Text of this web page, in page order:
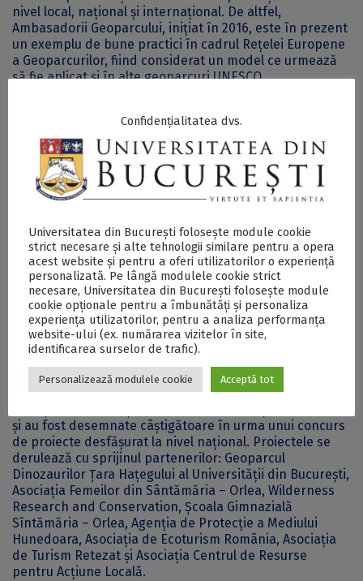
nivel local, național și internațional. De altfel,
Ambasadorii Geoparcului, inițiat în 2016, este în prezent
un exemplu de bune practici în cadrul Rețelei Europene
a Geoparcurilor, fiind considerat un model ce urmează
să fie aplicat și în alte geoparcuri UNESCO.
Cele două proiecte, dar și întreaga ofertă de activități și
evenimente ale Geoparcului vor fi prezentate în cursul
săptămânii viitoare și în cadrul unei întâlniri cu elevii
Școlii Gimnaziale Sântămăria Orlea, unul dintre
partenerii educaționali de tradiție ai Geoparcului.
Datorită proiectelor și activităților de educație
nonformală, numărul tinerilor interesați să se alăture
voluntarilor pentru Geoparc este, în ultimii ani, din ce în
ce mai mare. Pe lângă posibilitatea de a se implica în
activități practice și pline de creativitate, munca
voluntarilor este apreciată prin adeverințe și certificate
de voluntariat emise de Universitatea din București și
recunoscute la nivel internațional.
Proiectele ,,Casa Pietrelor” și ,,Călătoria lui Andi Andezit
prin arii protejate și geoparcuri internaționale” sunt
și au fost desemnate câștigătoare în urma unui concurs
de proiecte desfășurat la nivel național. Proiectele se
derulează cu sprijinul partenerilor: Geoparcul
Dinozaurilor Țara Hațegului al Universității din București,
Asociația Femeilor din Sântămăria – Orlea, Wilderness
Research and Conservation, Școala Gimnazială
Sîntămăria – Orlea, Agenția de Protecție a Mediului
Hunedoara, Asociația de Ecoturism România, Asociația
de Turism Retezat și Asociația Centrul de Resurse
pentru Acțiune Locală.
Confidențialitatea dvs.
Universitatea din București folosește module cookie
strict necesare și alte tehnologii similare pentru a opera
acest website și pentru a oferi utilizatorilor o experiență
personalizată. Pe lângă modulele cookie strict
necesare, Universitatea din București folosește module
cookie opționale pentru a îmbunătăți și personaliza
experiența utilizatorilor, pentru a analiza performanța
website-ului (ex. numărarea vizitelor în site,
identificarea surselor de trafic).
Personalizează modulele cookie Acceptă tot